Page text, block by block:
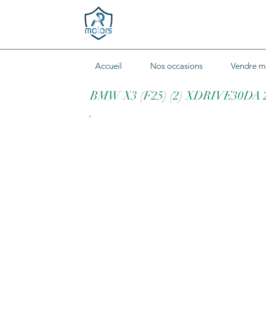
Accueil Nos occasions Vendre
BMW X3 (F25) (2) XDRIVE30DA